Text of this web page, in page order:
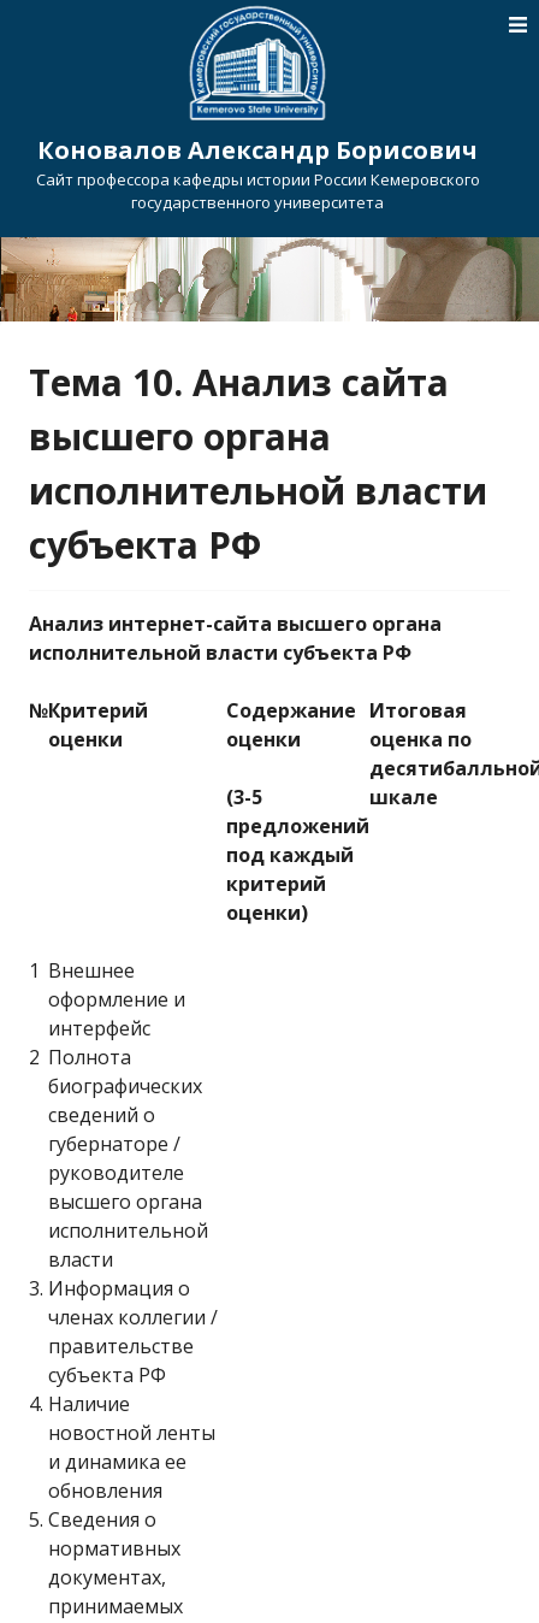
Коновалов Александр Борисович
Сайт профессора кафедры истории России Кемеровского
государственного университета
Тема 10. Анализ сайта
высшего органа
исполнительной власти
субъекта РФ
Анализ интернет-сайта высшего органа
исполнительной власти субъекта РФ
№Критерий
оценки
Содержание
оценки
(3-5
предложений
под каждый
критерий
оценки)
Итоговая
оценка по
шкале
1 Внешнее
оформление и
интерфейс
2 Полнота
биографических
сведений о
губернаторе /
руководителе
высшего органа
исполнительной
власти
3. Информация о
членах коллегии /
правительстве
субъекта РФ
4. Наличие
новостной ленты
и динамика ее
обновления
5. Сведения о
нормативных
документах,
принимаемых